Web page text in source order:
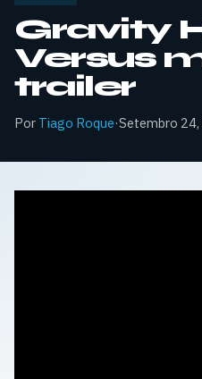
Gravity
Versus
trailer
Por Tiago Roque·Setembro